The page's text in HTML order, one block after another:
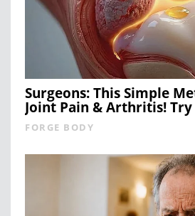
Surgeons: This Simple
Joint Pain & Arthritis!
FORGE BODY